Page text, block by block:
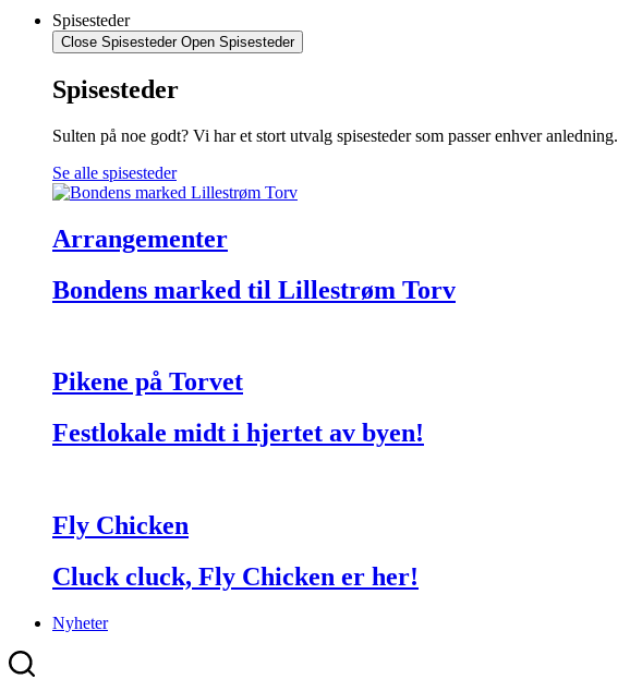
Spisesteder
Close Spisesteder Open Spisesteder
Spisesteder
Sulten på noe godt? Vi har et stort utvalg spisesteder som passer enhver anledning.
Se alle spisesteder
Arrangementer
Bondens marked til Lillestrøm Torv
Pikene på Torvet
Festlokale midt i hjertet av byen!
Fly Chicken
Cluck cluck, Fly Chicken er her!
Nyheter